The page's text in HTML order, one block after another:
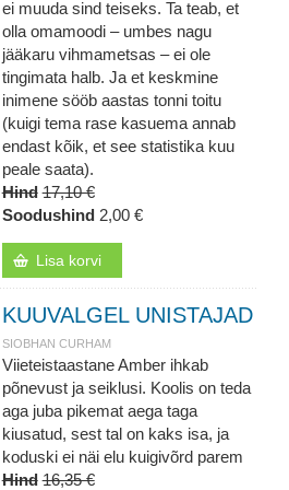
ei muuda sind teiseks. Ta teab, et
olla omamoodi – umbes nagu
jääkaru vihmametsas – ei ole
tingimata halb. Ja et keskmine
inimene sööb aastas tonni toitu
(kuigi tema rase kasuema annab
endast kõik, et see statistika kuu
peale saata).
Hind 17,10 €
Soodushind 2,00 €
Lisa korvi
KUUVALGEL UNISTAJAD
SIOBHAN CURHAM
Viieteistaastane Amber ihkab
põnevust ja seiklusi. Koolis on teda
aga juba pikemat aega taga
kiusatud, sest tal on kaks isa, ja
koduski ei näi elu kuigivõrd parem
Hind 16,35 €